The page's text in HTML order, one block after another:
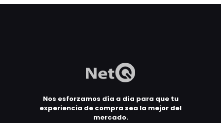
Nos esforzamos día a día para que tu
experiencia de compra sea la mejor del
mercado.